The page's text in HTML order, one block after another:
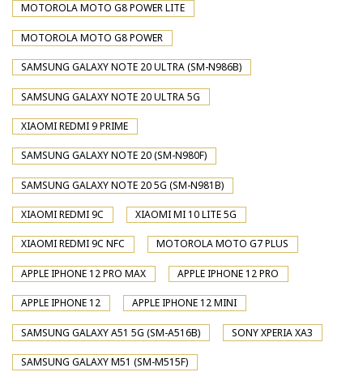
MOTOROLA MOTO G8 POWER LITE
MOTOROLA MOTO G8 POWER
SAMSUNG GALAXY NOTE 20 ULTRA (SM-N986B)
SAMSUNG GALAXY NOTE 20 ULTRA 5G
XIAOMI REDMI 9 PRIME
SAMSUNG GALAXY NOTE 20 (SM-N980F)
SAMSUNG GALAXY NOTE 20 5G (SM-N981B)
XIAOMI REDMI 9C XIAOMI MI 10 LITE 5G
XIAOMI REDMI 9C NFC MOTOROLA MOTO G7 PLUS
APPLE IPHONE 12 PRO MAX APPLE IPHONE 12 PRO
APPLE IPHONE 12 APPLE IPHONE 12 MINI
SAMSUNG GALAXY A51 5G (SM-A516B) SONY XPERIA XA3
SAMSUNG GALAXY M51 (SM-M515F)